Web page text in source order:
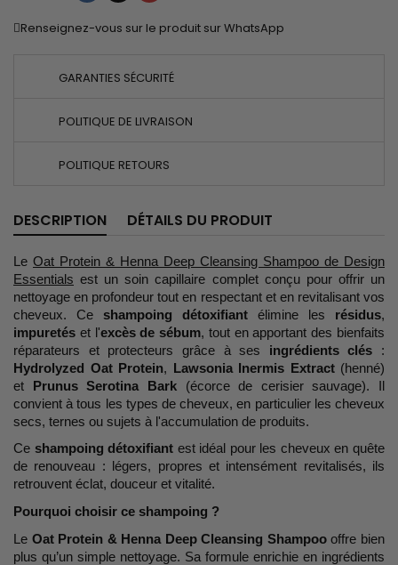
Renseignez-vous sur le produit sur WhatsApp
GARANTIES SÉCURITÉ
POLITIQUE DE LIVRAISON
POLITIQUE RETOURS
DESCRIPTION DÉTAILS DU PRODUIT
Le Oat Protein & Henna Deep Cleansing Shampoo de Design
Essentials est un soin capillaire complet conçu pour offrir un
nettoyage en profondeur tout en respectant et en revitalisant vos
cheveux. Ce shampoing détoxifiant élimine les résidus,
impuretés et l'excès de sébum, tout en apportant des bienfaits
réparateurs et protecteurs grâce à ses ingrédients clés :
Hydrolyzed Oat Protein, Lawsonia Inermis Extract(henné)
et Prunus Serotina Bark(écorce de cerisier sauvage). Il
convient à tous les types de cheveux, en particulier les cheveux
secs, ternes ou sujets à l'accumulation de produits.
Ce shampoing détoxifiant est idéal pour les cheveux en quête
de renouveau : légers, propres et intensément revitalisés, ils
retrouvent éclat, douceur et vitalité.
Pourquoi choisir ce shampoing ?
Le Oat Protein & Henna Deep Cleansing Shampoooffre bien
plus qu’un simple nettoyage. Sa formule enrichie en ingrédients